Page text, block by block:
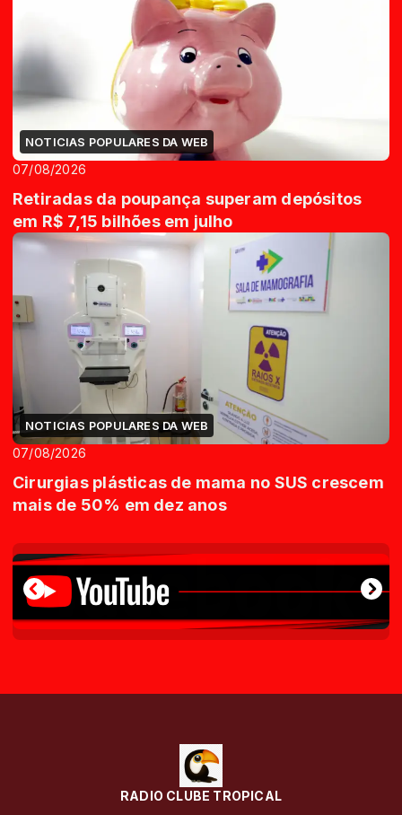
NOTICIAS POPULARES DA WEB
07/08/2026
Retiradas da poupança superam depósitos
em R$ 7,15 bilhões em julho
NOTICIAS POPULARES DA WEB
07/08/2026
Cirurgias plásticas de mama no SUS crescem
mais de 50% em dez anos
RADIO CLUBE TROPICAL